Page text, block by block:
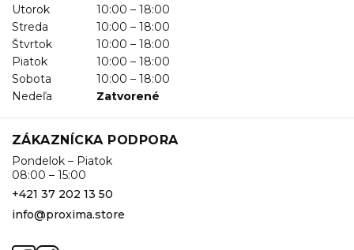
Utorok
10:00 – 18:00
Streda
10:00 – 18:00
Štvrtok
10:00 – 18:00
Piatok
10:00 – 18:00
Sobota
10:00 – 18:00
Nedeľa
Zatvorené
ZÁKAZNÍCKA PODPORA
Pondelok – Piatok
08:00 – 15:00
+421 37 202 13 50
info@proxima.store